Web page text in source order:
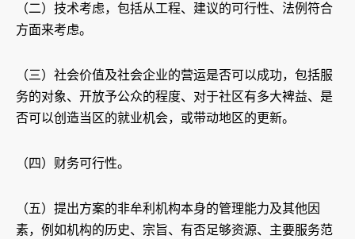
（二）技术考虑，包括从工程、建议的可行性、法例符合
方面来考虑。
（三）社会价值及社会企业的营运是否可以成功，包括服
务的对象、开放予公众的程度、对于社区有多大裨益、是
否可以创造当区的就业机会，或带动地区的更新。
（四）财务可行性。
（五）提出方案的非牟利机构本身的管理能力及其他因
素，例如机构的历史、宗旨、有否足够资源、主要服务范